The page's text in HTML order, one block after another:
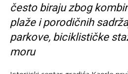
često biraju zbog
plaže i porodičnih
parkove, biciklističke
moru